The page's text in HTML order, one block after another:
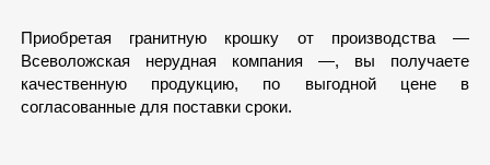
Приобретая гранитную крошку от производства —
Всеволожская нерудная компания —, вы получаете
качественную продукцию, по выгодной цене в
согласованные для поставки сроки.